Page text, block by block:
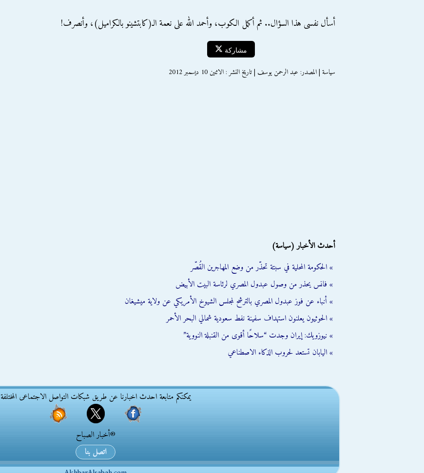
أسأل نفسى هذا السؤال.. ثم أكمل الكوب، وأحمد الله على نعمة الـ(كابتشينو بالكراميل)، وأنصرف!
مشاركة
سياسة | المصدر: عبد الرحمن يوسف | تاريخ النشر : الاثنين 10 ديسمبر 2012
أحدث الأخبار (سياسة)
» الحكومة المحلية في سبتة تحذّر من وضع المهاجرين القُصّر
» فانس يحذر من وصول عبدول المصري لرئاسة البيت الأبيض
» أنباء عن فوز عبدول المصري بالترشح لمجلس الشيوخ الأمريكي عن ولاية ميشيغان
» الحوثيون يعلنون استهداف سفينة نفط سعودية شمالي البحر الأحمر
» نيوزويك: إيران وجدت “سلاحًا أقوى من القنبلة النووية”
» اليابان تستعد لحروب الذكاء الاصطناعي
يمكنكم متابعة احدث اخبارنا عن طريق شبكات التواصل الاجتماعى المختلفة
®أخبار الصباح
اتصل بنا